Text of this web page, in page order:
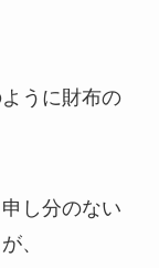
うに財布の
し分のない
、